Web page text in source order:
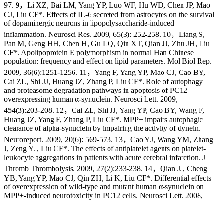
97. 9，Li XZ, Bai LM, Yang YP, Luo WF, Hu WD, Chen JP, Mao
CJ, Liu CF*. Effects of IL-6 secreted from astrocytes on the survival
of dopaminergic neurons in lipopolysaccharide-induced
inflammation. Neurosci Res. 2009, 65(3): 252-258. 10，Liang S,
Pan M, Geng HH, Chen H, Gu LQ, Qin XT, Qian JJ, Zhu JH, Liu
CF*. Apolipoprotein E polymorphism in normal Han Chinese
population: frequency and effect on lipid parameters. Mol Biol Rep.
2009, 36(6):1251-1256. 11，Yang F, Yang YP, Mao CJ, Cao BY,
Cai ZL, Shi JJ, Huang JZ, Zhang P, Liu CF*. Role of autophagy
and proteasome degradation pathways in apoptosis of PC12
overexpressing human α-synuclein. Neurosci Lett. 2009,
454(3):203-208. 12，Cai ZL, Shi JJ, Yang YP, Cao BY, Wang F,
Huang JZ, Yang F, Zhang P, Liu CF*. MPP+ impairs autophagic
clearance of alpha-synuclein by impairing the activity of dynein.
Neuroreport. 2009, 20(6): 569-573. 13，Cao YJ, Wang YM, Zhang
J, Zeng YJ, Liu CF*. The effects of antiplatelet agents on platelet-
leukocyte aggregations in patients with acute cerebral infarction. J
Thromb Thrombolysis. 2009, 27(2):233-238. 14，Qian JJ, Cheng
YB, Yang YP, Mao CJ, Qin ZH, Li K, Liu CF*. Differential effects
of overexpression of wild-type and mutant human α-synuclein on
MPP+-induced neurotoxicity in PC12 cells. Neurosci Lett. 2008,